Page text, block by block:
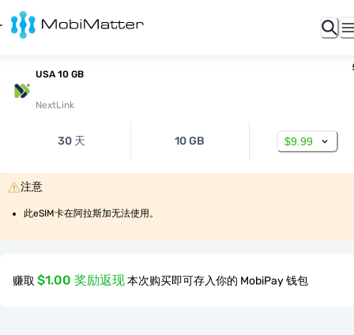
USA 10 GB
NextLink
30 天 10 GB $9.99
注意
此eSIM卡在阿拉斯加无法使用。
赚取 $1.00 奖励返现本次购买即可存入你的 MobiPay 钱包